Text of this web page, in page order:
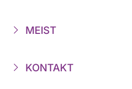
MEIST
KONTAKT